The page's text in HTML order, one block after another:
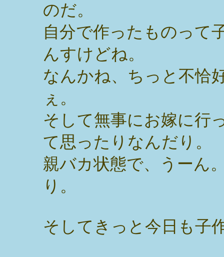
のだ。
自分で作ったものって
んすけどね。
なんかね、ちっと不恰
ぇ。
そして無事にお嫁に行
て思ったりなんだり。
親バカ状態で、うーん
り。
そしてきっと今日も子